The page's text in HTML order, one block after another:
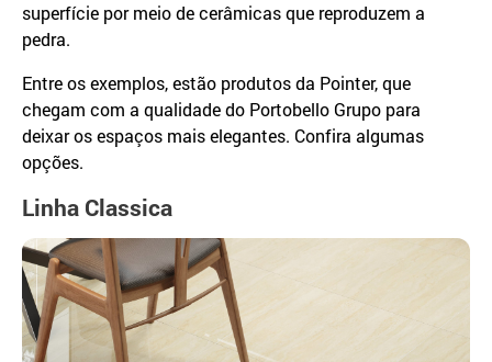
superfície por meio de cerâmicas que reproduzem a
pedra.
Entre os exemplos, estão produtos da Pointer, que
chegam com a qualidade do Portobello Grupo para
deixar os espaços mais elegantes. Confira algumas
opções.
Linha Classica